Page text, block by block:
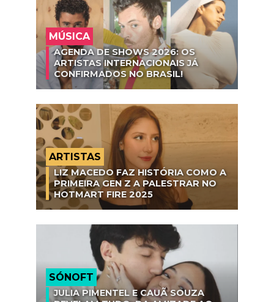
MÚSICA
AGENDA DE SHOWS 2026: OS
ARTISTAS INTERNACIONAIS JÁ
CONFIRMADOS NO BRASIL!
ARTISTAS
LIZ MACEDO FAZ HISTÓRIA COMO A
PRIMEIRA GEN Z A PALESTRAR NO
HOTMART FIRE 2025
SÓNOFT
JULIA PIMENTEL E CAUÃ SOUZA